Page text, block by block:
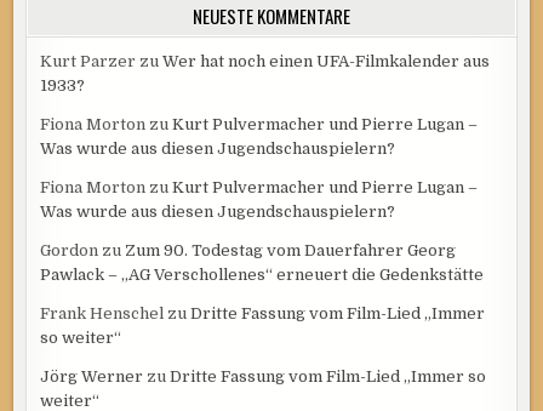
NEUESTE KOMMENTARE
Kurt Parzer zuWer hat noch einen UFA-Filmkalender aus
1933?
Fiona Morton zuKurt Pulvermacher und Pierre Lugan –
Was wurde aus diesen Jugendschauspielern?
Fiona Morton zuKurt Pulvermacher und Pierre Lugan –
Was wurde aus diesen Jugendschauspielern?
Gordon zu Zum 90. Todestag vom Dauerfahrer Georg
Pawlack – „AG Verschollenes“ erneuert die Gedenkstätte
Frank Henschel zuDritte Fassung vom Film-Lied „Immer
so weiter“
Jörg Werner zuDritte Fassung vom Film-Lied „Immer so
weiter“